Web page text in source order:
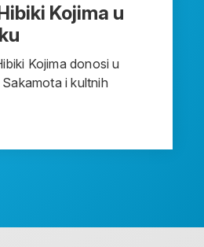
Kojima u
Kojima donosi u
i kultnih